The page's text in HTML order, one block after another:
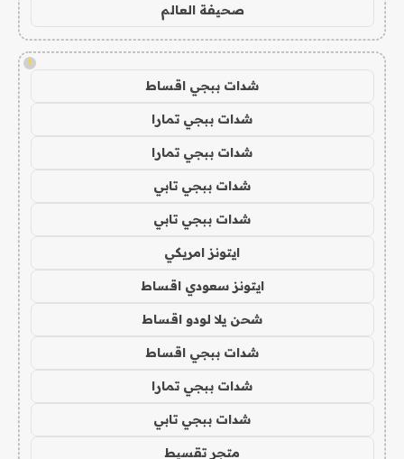
صحيفة العالم
!
شدات ببجي اقساط
شدات ببجي تمارا
شدات ببجي تمارا
شدات ببجي تابي
شدات ببجي تابي
ايتونز امريكي
ايتونز سعودي اقساط
شحن يلا لودو اقساط
شدات ببجي اقساط
شدات ببجي تمارا
شدات ببجي تابي
متجر تقسيط